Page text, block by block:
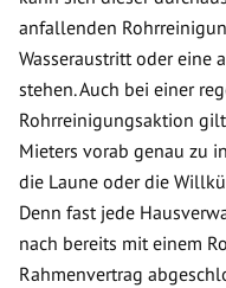
anfallenden
Wasseraustritt oder eine
stehen. Auch bei einer
Rohrreinigungsaktion
Mieters vorab genau zu
die Laune oder die
Denn fast jede
nach bereits mit einem
Rahmenvertrag